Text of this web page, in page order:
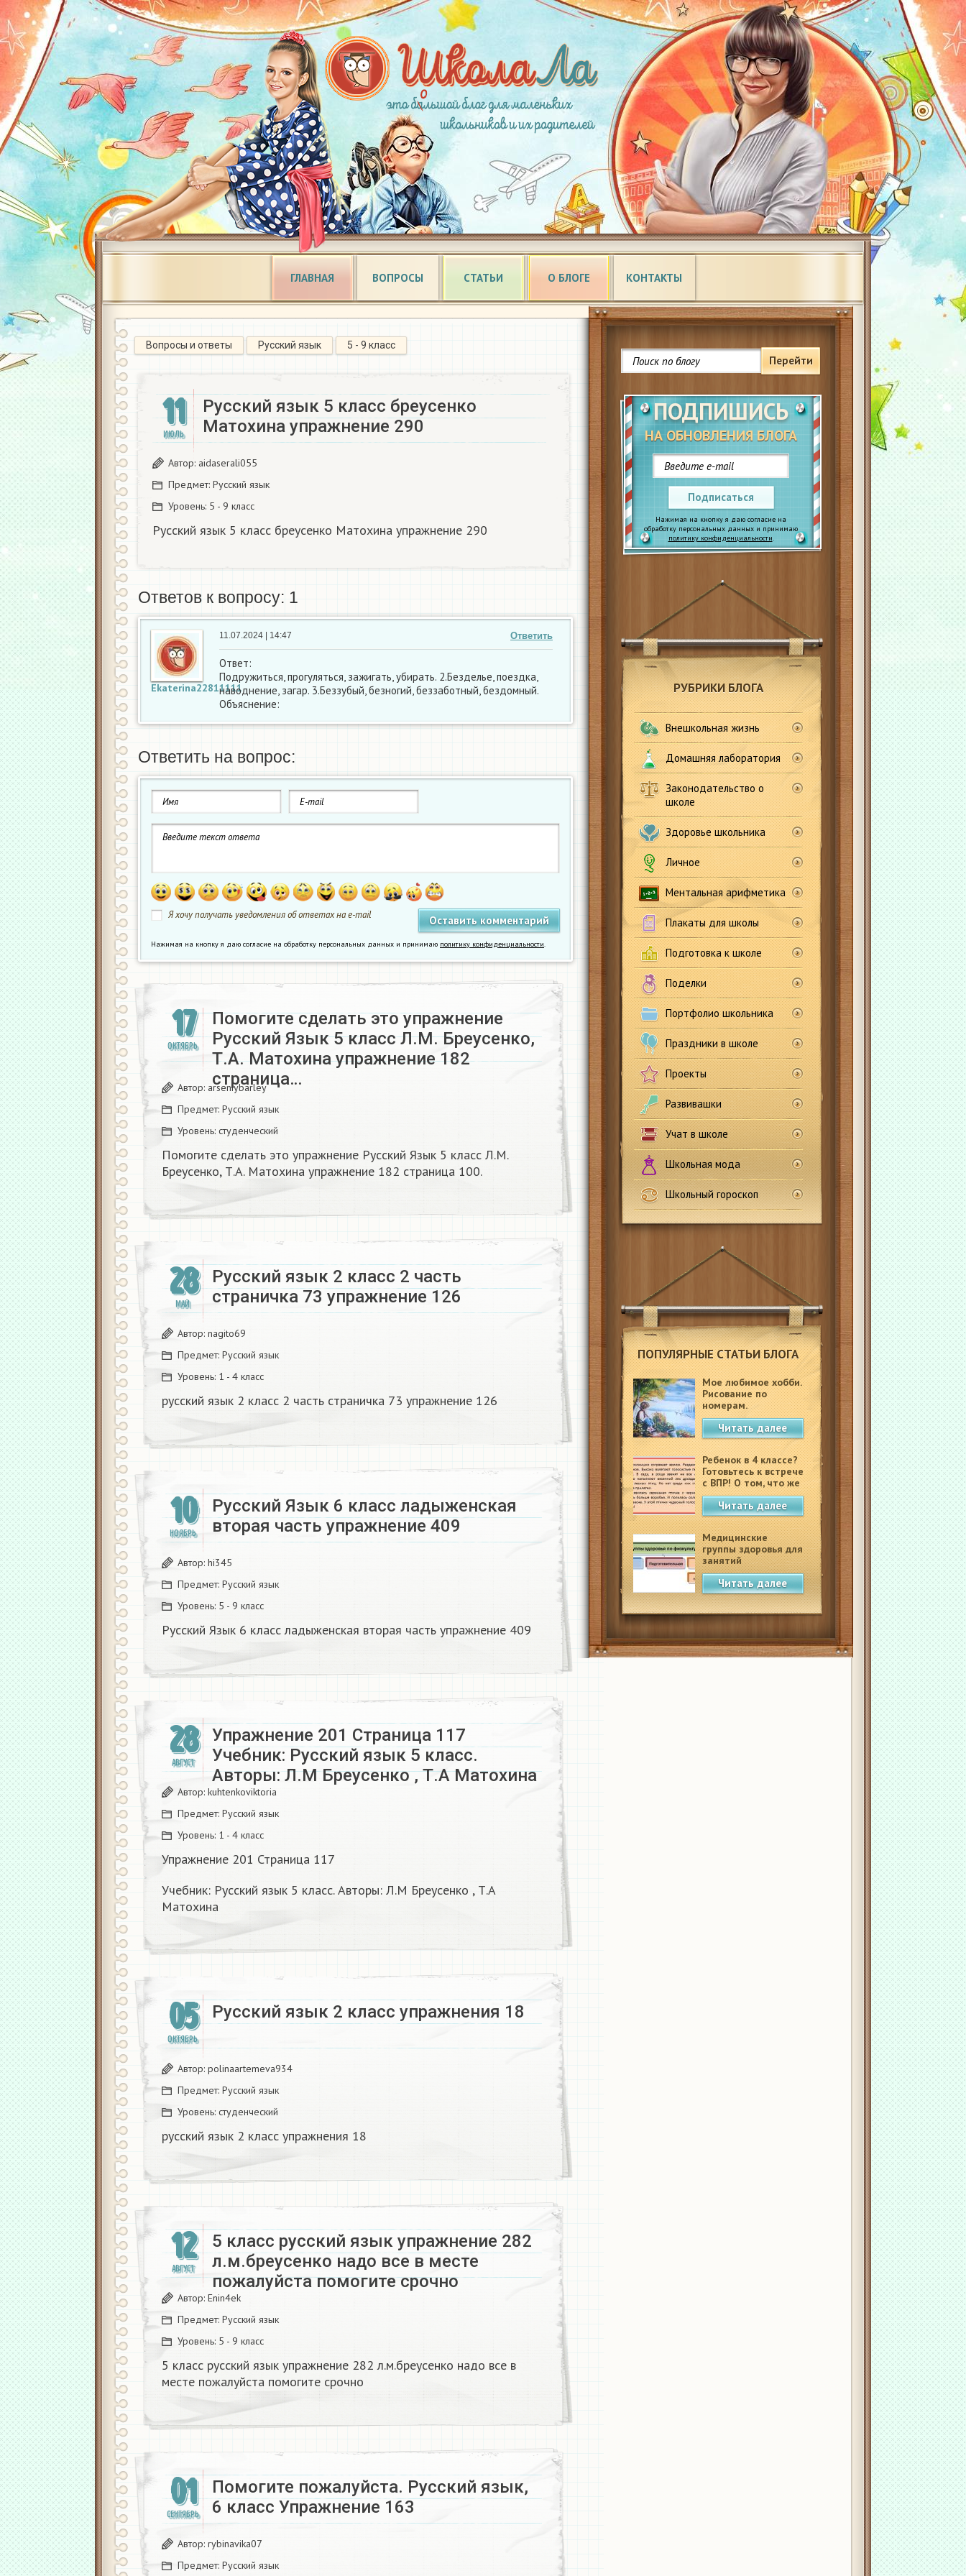
ГЛАВНАЯ ВОПРОСЫ СТАТЬИ О БЛОГЕ КОНТАКТЫ
Перейти
ПОДПИШИСЬ
НА ОБНОВЛЕНИЯ БЛОГА
Подписаться
Нажимая на кнопку я даю согласие на
обработку персональных данных и принимаю
политику конфиденциальности.
РУБРИКИ БЛОГА
Внешкольная жизнь
Домашняя лаборатория
Законодательство о
школе
Здоровье школьника
Личное
Ментальная арифметика
Плакаты для школы
Подготовка к школе
Поделки
Портфолио школьника
Праздники в школе
Проекты
Развивашки
Учат в школе
Школьная мода
Школьный гороскоп
ПОПУЛЯРНЫЕ СТАТЬИ БЛОГА
Мое любимое хобби.
Рисование по
номерам.
Читать далее
Ребенок в 4 классе?
Готовьтесь к встрече
с ВПР! О том, что же
это такое.
Читать далее
Медицинские
группы здоровья для
занятий
физкультурой в
школеЧитать далее
Вопросы и ответы Русский язык 5 - 9 класс
11
ИЮЛЬ
Русский язык 5 класс бреусенко
Матохина упражнение 290
Автор: aidaserali055
Предмет: Русский язык
Уровень: 5 - 9 класс
Русский язык 5 класс бреусенко Матохина упражнение 290
Ответов к вопросу: 1
Ekaterina22811111
Ответить
11.07.2024 | 14:47
Ответ:
Подружиться, прогуляться, зажигать, убирать. 2.Безделье, поездка,
наводнение, загар. 3.Беззубый, безногий, беззаботный, бездомный.
Объяснение:
Ответить на вопрос:
Я хочу получать уведомления об ответах на e-mail
Нажимая на кнопку я даю согласие на обработку персональных данных и принимаю политику конфиденциальности.
17
ОКТЯБРЬ
Помогите сделать это упражнение
Русский Язык 5 класс Л.М. Бреусенко,
Т.А. Матохина упражнение 182
страница…
Автор: arseniybarley
Предмет: Русский язык
Уровень: студенческий
Помогите сделать это упражнение Русский Язык 5 класс Л.М.
Бреусенко, Т.А. Матохина упражнение 182 страница 100.
28
МАЙ
Русский язык 2 класс 2 часть
страничка 73 упражнение 126
Автор: nagito69
Предмет: Русский язык
Уровень: 1 - 4 класс
русский язык 2 класс 2 часть страничка 73 упражнение 126
10
НОЯБРЬ
Русский Язык 6 класс ладыженская
вторая часть упражнение 409
Автор: hi345
Предмет: Русский язык
Уровень: 5 - 9 класс
Русский Язык 6 класс ладыженская вторая часть упражнение 409
28
АВГУСТ
Упражнение 201 Страница 117
Учебник: Русский язык 5 класс.
Авторы: Л.М Бреусенко , Т.А Матохина
Автор: kuhtenkoviktoria
Предмет: Русский язык
Уровень: 1 - 4 класс
Упражнение 201 Страница 117
Учебник: Русский язык 5 класс. Авторы: Л.М Бреусенко , Т.А
Матохина
05
ОКТЯБРЬ
Русский язык 2 класс упражнения 18
Автор: polinaartemeva934
Предмет: Русский язык
Уровень: студенческий
русский язык 2 класс упражнения 18
12
АВГУСТ
5 класс русский язык упражнение 282
л.м.бреусенко надо все в месте
пожалуйста помогите срочно
Автор: Enin4ek
Предмет: Русский язык
Уровень: 5 - 9 класс
5 класс русский язык упражнение 282 л.м.бреусенко надо все в
месте пожалуйста помогите срочно
01
СЕНТЯБРЬ
Помогите пожалуйста. Русский язык,
6 класс Упражнение 163
Автор: rybinavika07
Предмет: Русский язык